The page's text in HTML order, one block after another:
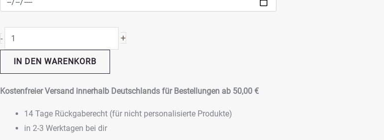
- +
IN DEN WARENKORB
Kostenfreier Versand innerhalb Deutschlands für Bestellungen ab 50,00 €
14 Tage Rückgaberecht (für nicht personalisierte Produkte)
in 2-3 Werktagen bei dir